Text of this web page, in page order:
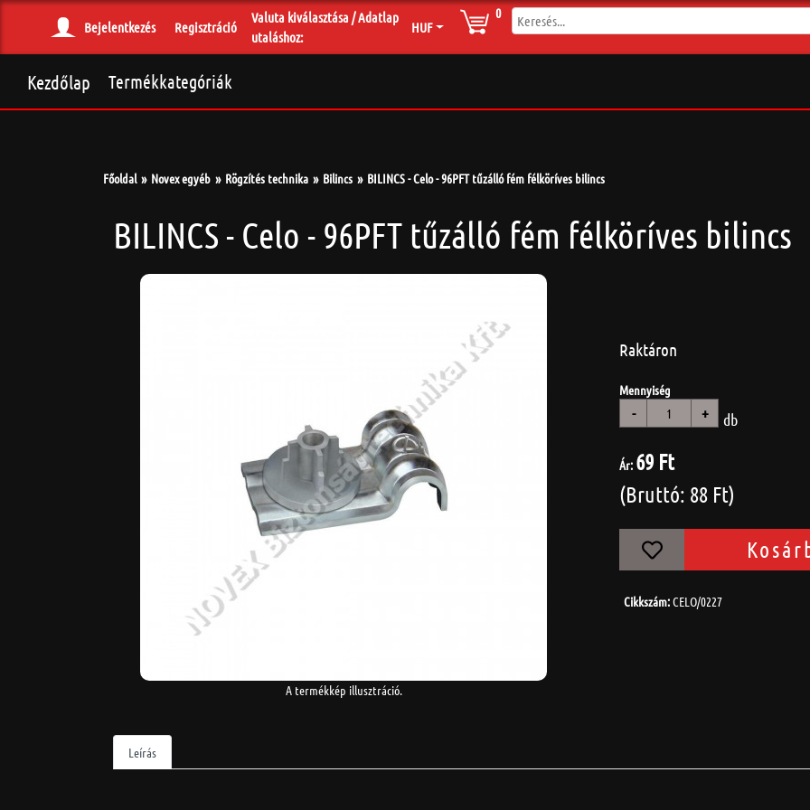
Bejelentkezés Regisztráció
Valuta kiválasztása / Adatlap
utaláshoz:
HUF
0
Termékkategóriák
Kezdőlap
Főoldal Novex egyéb Rögzítés technika Bilincs BILINCS - Celo - 96PFT tűzálló fém félköríves bilincs
BILINCS - Celo - 96PFT tűzálló fém félköríves bilincs
A termékkép illusztráció.
Raktáron
Mennyiség
- + db
Ár: 69 Ft
(Bruttó: 88 Ft)
Cikkszám:CELO/0227
Leírás